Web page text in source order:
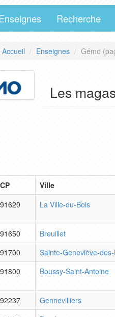
Recherche
Accueil Enseignes Gémo
Les
CP
Ville
91620 La Ville-du-Bois
91650
Breuillet
91700
Sainte-Geneviève-
91800 Boussy-Saint-Antoine
92237
Gennevilliers